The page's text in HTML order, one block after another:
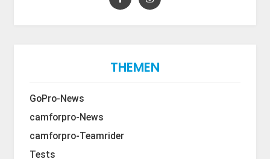
THEMEN
GoPro-News
camforpro-News
camforpro-Teamrider
Tests